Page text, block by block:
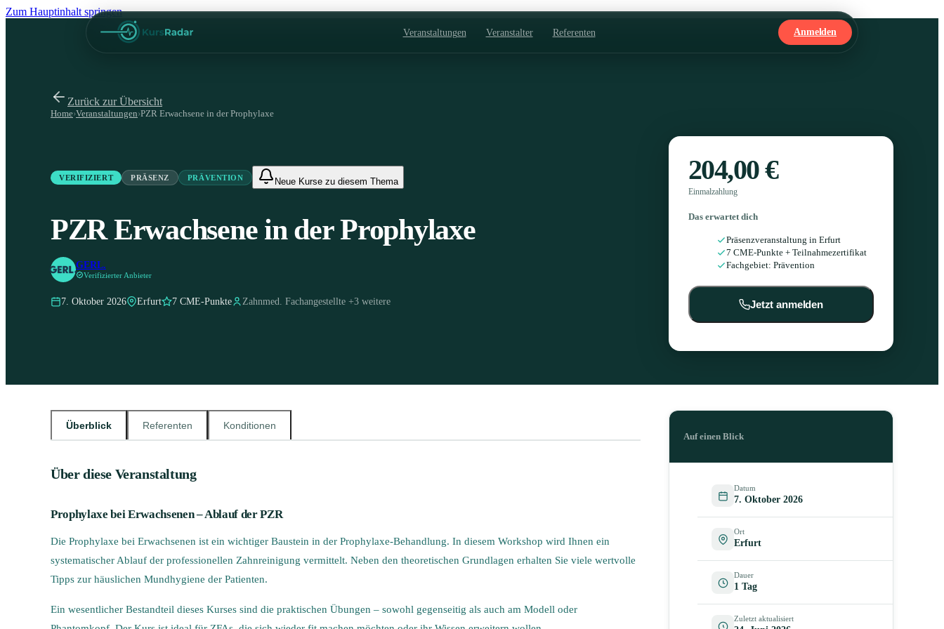
Zum Hauptinhalt springen
Veranstaltungen Veranstalter Referenten Anmelden
Zurück zur Übersicht
Home›Veranstaltungen›PZR Erwachsene in der Prophylaxe
VERIFIZIERT PRÄSENZ PRÄVENTION Neue Kurse zu diesem Thema
PZR Erwachsene in der Prophylaxe
GERL.
Verifizierter Anbieter
7. Oktober 2026 Erfurt 7 CME-Punkte Zahnmed. Fachangestellte +3 weitere
204,00 €
Einmalzahlung
Das erwartet dich
Präsenzveranstaltung in Erfurt
7 CME-Punkte + Teilnahmezertifikat
Fachgebiet: Prävention
Jetzt anmelden
Überblick Referenten Konditionen
Über diese Veranstaltung
Prophylaxe bei Erwachsenen – Ablauf der PZR
Die Prophylaxe bei Erwachsenen ist ein wichtiger Baustein in der Prophylaxe-Behandlung. In diesem Workshop wird Ihnen ein
systematischer Ablauf der professionellen Zahnreinigung vermittelt. Neben den theoretischen Grundlagen erhalten Sie viele wertvolle
Tipps zur häuslichen Mundhygiene der Patienten.
Ein wesentlicher Bestandteil dieses Kurses sind die praktischen Übungen – sowohl gegenseitig als auch am Modell oder
Auf einen Blick
Datum
7. Oktober 2026
Ort
Erfurt
Dauer
1 Tag
Zuletzt aktualisiert